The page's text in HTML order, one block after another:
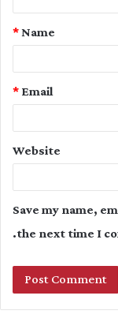
Name
*
Email
*
Website
Save my name,
the next time I